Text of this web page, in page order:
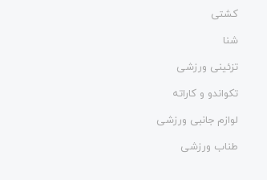
کشتی
شنا
تزئینی ورزشی
تکواندو و کاراته
لوازم جانبی ورزشی
طناب ورزشی